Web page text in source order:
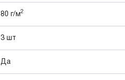
80 г/м2
3 шт
Да